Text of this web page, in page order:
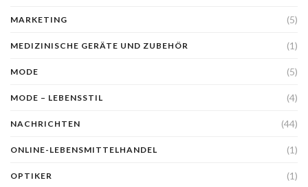
MARKETING (5)
MEDIZINISCHE GERÄTE UND ZUBEHÖR (1)
MODE (5)
MODE – LEBENSSTIL (4)
NACHRICHTEN (44)
ONLINE-LEBENSMITTELHANDEL (1)
OPTIKER (1)